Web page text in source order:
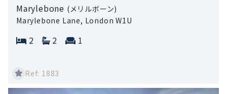
Marylebone (メリルボーン)
Marylebone Lane, London W1U
Bedrooms:
2 Bathrooms:
2 Reception rooms:
1
Ref: 1883